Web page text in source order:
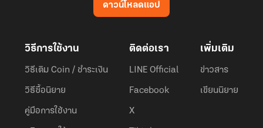
ดาวน์โหลดแอป
วิธีการใช้งาน
วิธีเติม Coin / ชำระเงิน
วิธีซื้อนิยาย
คู่มือการใช้งาน
ติดต่อเรา
LINE Official
Facebook
X
เพิ่มเติม
ข่าวสาร
เขียนนิยาย